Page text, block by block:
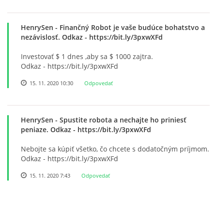
GDPR
AKTUALIZAČNÉ VZDELÁVANIE
ZÁBAVNÉ UČENIE DOMA
VIDEO ALBUM
HenrySen - Finančný Robot je vaše budúce bohatstvo a
nezávislosť. Odkaz - https://bit.ly/3pxwXFd
Investovať $ 1 dnes ,aby sa $ 1000 zajtra.
Odkaz - https://bit.ly/3pxwXFd
15. 11. 2020 10:30 Odpovedať
HenrySen - Spustite robota a nechajte ho priniesť
peniaze. Odkaz - https://bit.ly/3pxwXFd
Nebojte sa kúpiť všetko, čo chcete s dodatočným príjmom.
Odkaz - https://bit.ly/3pxwXFd
15. 11. 2020 7:43 Odpovedať